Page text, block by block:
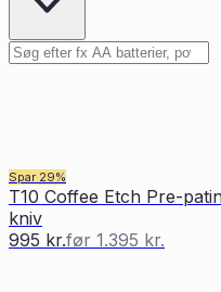
Søg i tilbud fraRiceknife.dk
Spar 29%
T10 Coffee Etch Pre-
kniv
995 kr.før 1.395 kr.